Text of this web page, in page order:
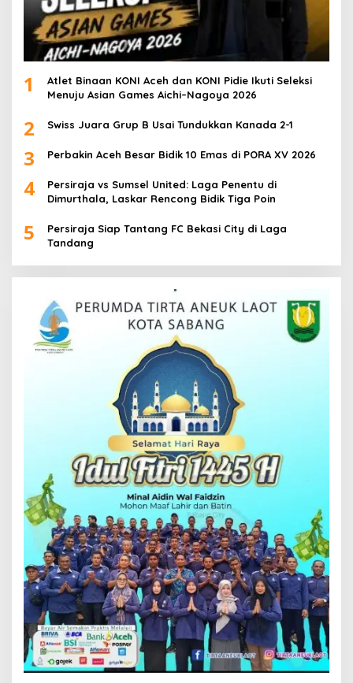
1
Atlet Binaan KONI Aceh dan KONI Pidie Ikuti Seleksi
Menuju Asian Games Aichi–Nagoya 2026
2 Swiss Juara Grup B Usai Tundukkan Kanada 2-1
3 Perbakin Aceh Besar Bidik 10 Emas di PORA XV 2026
4
Persiraja vs Sumsel United: Laga Penentu di
Dimurthala, Laskar Rencong Bidik Tiga Poin
5
Persiraja Siap Tantang FC Bekasi City di Laga
Tandang